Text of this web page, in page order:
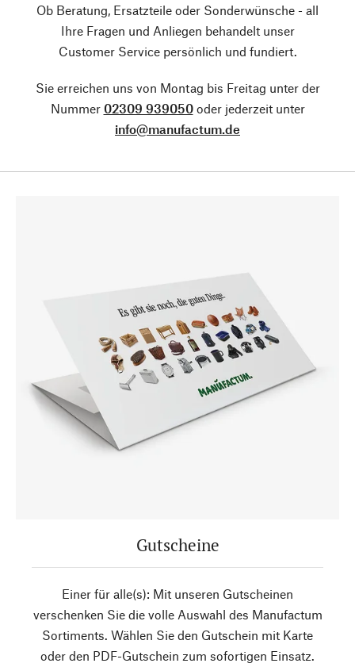
Ob Beratung, Ersatzteile oder Sonderwünsche - all
Ihre Fragen und Anliegen behandelt unser
Customer Service persönlich und fundiert.
Sie erreichen uns von Montag bis Freitag unter der
Nummer 02309 939050oder jederzeit unter
info@manufactum.de
Gutscheine
Einer für alle(s): Mit unseren Gutscheinen
verschenken Sie die volle Auswahl des Manufactum
Sortiments. Wählen Sie den Gutschein mit Karte
oder den PDF-Gutschein zum sofortigen Einsatz.